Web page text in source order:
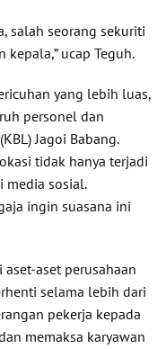
salah seorang sekuriti
ucap Teguh.
yang lebih luas,
personel dan
Jagoi Babang.
tidak hanya terjadi
media sosial.
ingin suasana ini
aset perusahaan
selama lebih dari
pekerja kepada
memaksa karyawan